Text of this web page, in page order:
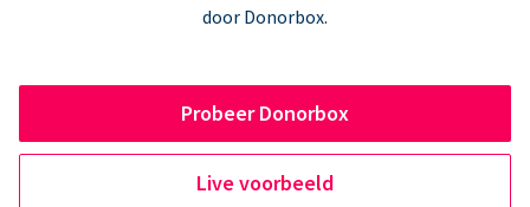
door Donorbox.
Probeer Donorbox
Live voorbeeld